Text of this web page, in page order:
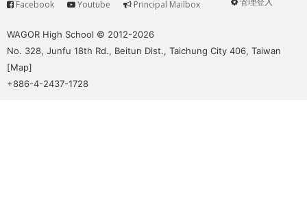
User
Service
Facebook Youtube Principal Mailbox
WAGOR High School © 2012-2026
No. 328, Junfu 18th Rd., Beitun Dist., Taichung City 406, Taiwan
[Map]
+886-4-2437-1728